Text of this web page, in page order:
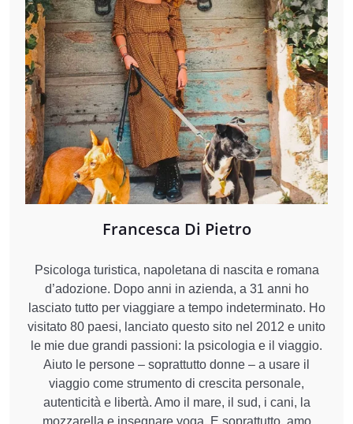
Francesca Di Pietro
Psicologa turistica, napoletana di nascita e romana
d’adozione. Dopo anni in azienda, a 31 anni ho
lasciato tutto per viaggiare a tempo indeterminato. Ho
visitato 80 paesi, lanciato questo sito nel 2012 e unito
le mie due grandi passioni: la psicologia e il viaggio.
Aiuto le persone – soprattutto donne – a usare il
viaggio come strumento di crescita personale,
autenticità e libertà. Amo il mare, il sud, i cani, la